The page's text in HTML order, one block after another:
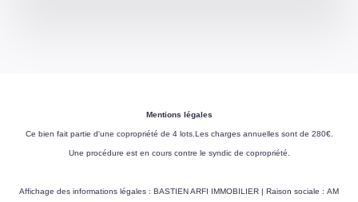
Mentions légales
Ce bien fait partie d'une copropriété de 4 lots.Les charges annuelles sont de 280€.
Une procédure est en cours contre le syndic de copropriété.
Affichage des informations légales : BASTIEN ARFI IMMOBILIER | Raison sociale : AM